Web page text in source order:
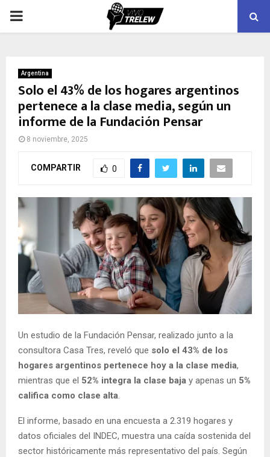
PRIMARY
Argentina
Solo el 43% de los hogares argentinos
pertenece a la clase media, según un
informe de la Fundación Pensar
8 noviembre, 2025
COMPARTIR 0
Un estudio de la Fundación Pensar, realizado junto a la
consultora Casa Tres, reveló que solo el 43% de los
hogares argentinos pertenece hoy a la clase media,
mientras que el 52% integra la clase baja y apenas un 5%
califica como clase alta.
El informe, basado en una encuesta a 2.319 hogares y
datos oficiales del INDEC, muestra una caída sostenida del
sector históricamente más representativo del país. Según